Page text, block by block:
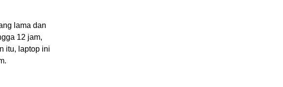
lama dan
12 jam,
itu, laptop ini